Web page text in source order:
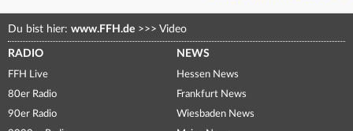
Du bist hier: www.FFH.de >>> Video
RADIO
FFH Live
80er Radio
90er Radio
NEWS
Hessen News
Frankfurt News
Wiesbaden News